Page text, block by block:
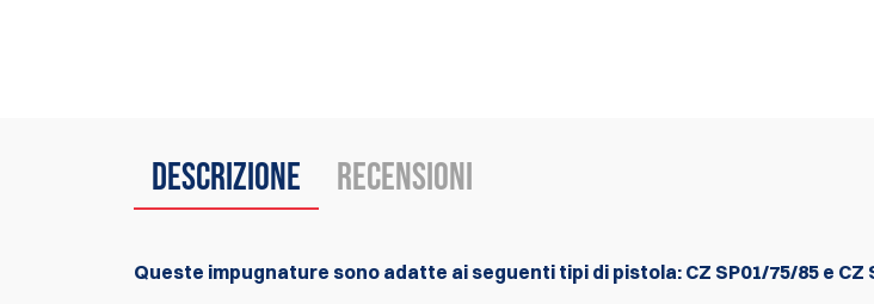
Descrizione Recensioni
Queste impugnature sono adatte ai seguenti tipi di pistola: CZ SP01/75/85 e CZ